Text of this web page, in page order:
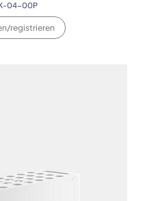
04-00P
registrieren